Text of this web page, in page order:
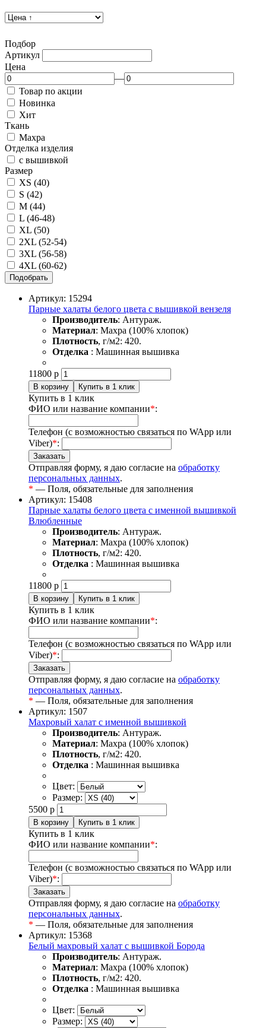
Подбор
Артикул
Цена
—
Товар по акции
Новинка
Хит
Ткань
Махра
Отделка изделия
с вышивкой
Размер
XS (40)
S (42)
M (44)
L (46-48)
XL (50)
2XL (52-54)
3XL (56-58)
4XL (60-62)
Подобрать
Артикул: 15294
Парные халаты белого цвета с вышивкой вензеля
Производитель: Антураж.
Материал: Махра (100% хлопок)
Плотность, г/м2: 420.
Отделка : Машинная вышивка
11800 р
Купить в 1 клик
ФИО или название компании*:
Телефон (с возможностью связаться по WApp или
Viber)*:
Отправляя форму, я даю согласие на обработку
персональных данных.
* — Поля, обязательные для заполнения
Артикул: 15408
Парные халаты белого цвета с именной вышивкой
Влюбленные
Производитель: Антураж.
Материал: Махра (100% хлопок)
Плотность, г/м2: 420.
Отделка : Машинная вышивка
11800 р
Купить в 1 клик
ФИО или название компании*:
Телефон (с возможностью связаться по WApp или
Viber)*:
Отправляя форму, я даю согласие на обработку
персональных данных.
* — Поля, обязательные для заполнения
Артикул: 1507
Махровый халат с именной вышивкой
Производитель: Антураж.
Материал: Махра (100% хлопок)
Плотность, г/м2: 420.
Отделка : Машинная вышивка
Цвет:
Размер:
5500 р
Купить в 1 клик
ФИО или название компании*:
Телефон (с возможностью связаться по WApp или
Viber)*:
Отправляя форму, я даю согласие на обработку
персональных данных.
* — Поля, обязательные для заполнения
Артикул: 15368
Белый махровый халат с вышивкой Борода
Производитель: Антураж.
Материал: Махра (100% хлопок)
Плотность, г/м2: 420.
Отделка : Машинная вышивка
Цвет:
Размер: